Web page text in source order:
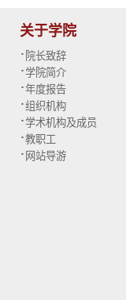
关于学院
· 院长致辞
·学院简介
·年度报告
·组织机构
·学术机构及成员
·教职工
· 网站导游